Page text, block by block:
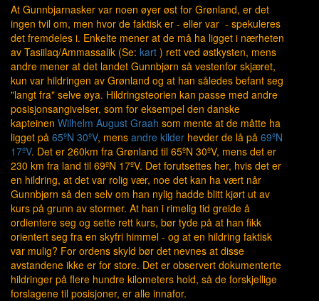
At Gunnbjarnasker var noen øyer øst for Grønland, er det
ingen tvil om, men hvor de faktisk er - eller var - spekuleres
det fremdeles i. Enkelte mener at de må ha ligget i nærheten
av Tasiilaq/Ammassalik (Se: kart ) rett ved østkysten, mens
andre mener at det landet Gunnbjørn så vestenfor skjæret,
kun var hildringen av Grønland og at han således befant seg
"langt fra" selve øya. Hildringsteorien kan passe med andre
posisjonsangivelser, som for eksempel den danske
kapteinen Wilhelm August Graah som mente at de måtte ha
ligget på 65ºN 30ºV, mens andre kilder hevder de lå på 69ºN
17ºV. Det er 260km fra Grønland til 65ºN 30ºV, mens det er
230 km fra land til 69ºN 17ºV. Det forutsettes her, hvis det er
en hildring, at det var rolig vær, noe det kan ha vært når
Gunnbjørn så den selv om han nylig hadde blitt kjørt ut av
kurs på grunn av stormer. At han i rimelig tid greide å
ordientere seg og sette rett kurs, bør tyde på at han fikk
orientert seg fra en skyfri himmel - og at en hildring faktisk
var mulig? For ordens skyld bør det nevnes at disse
avstandene ikke er for store. Det er observert dokumenterte
hildringer på flere hundre kilometers hold, så de forskjellige
forslagene til posisjoner, er alle innafor.